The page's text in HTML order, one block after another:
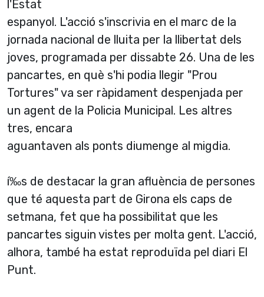
l'Estat
espanyol. L'acció s'inscrivia en el marc de la
jornada nacional de lluita per la llibertat dels
joves, programada per dissabte 26. Una de les
pancartes, en què s'hi podia llegir "Prou
Tortures" va ser ràpidament despenjada per
un agent de la Policia Municipal. Les altres
tres, encara
aguantaven als ponts diumenge al migdia.
í‰s de destacar la gran afluència de persones
que té aquesta part de Girona els caps de
setmana, fet que ha possibilitat que les
pancartes siguin vistes per molta gent. L'acció,
alhora, també ha estat reproduïda pel diari El
Punt.